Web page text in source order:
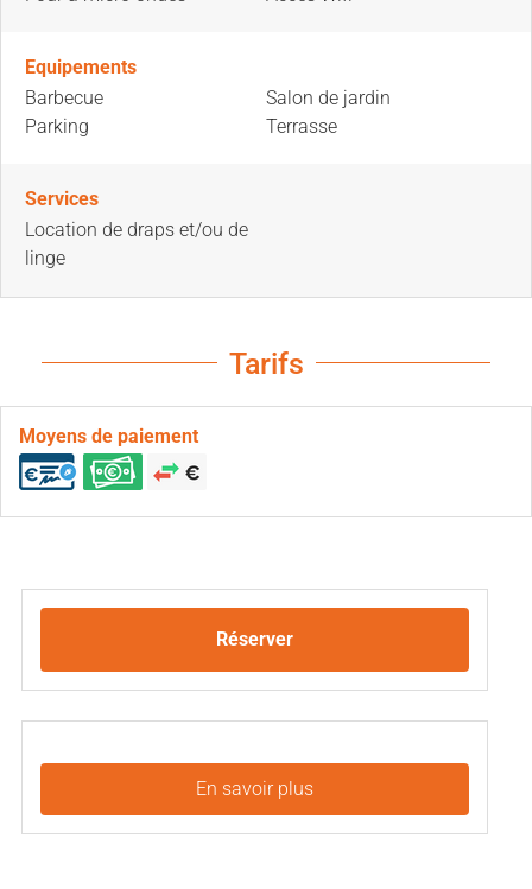
Equipements
Barbecue
Parking
Salon de jardin
Terrasse
Services
Location de draps et/ou de
linge
Tarifs
Moyens de paiement
Réserver
En savoir plus